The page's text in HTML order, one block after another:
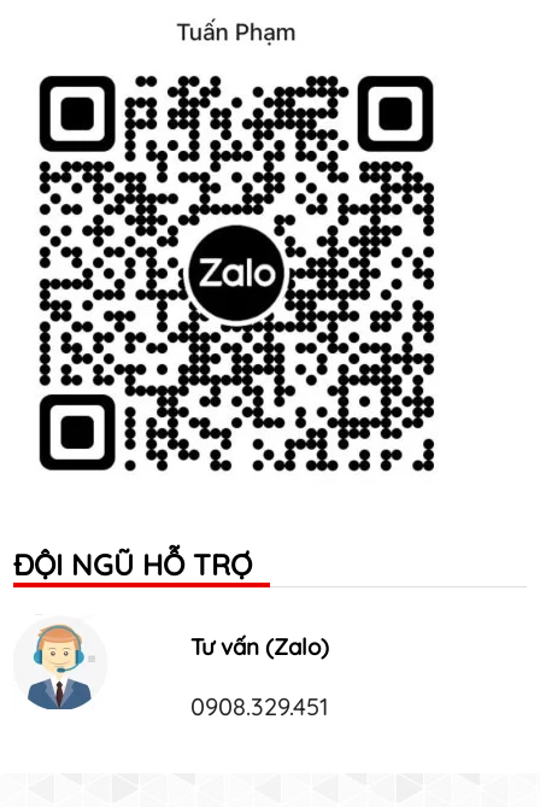
ĐỘI NGŨ HỖ TRỢ
Tư vấn (Zalo)
0908.329.451